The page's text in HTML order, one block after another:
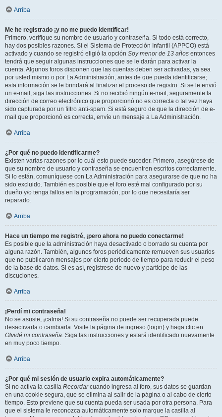
Arriba
Me he registrado ¡y no me puedo identificar!
Primero, verifique su nombre de usuario y contraseña. Si todo está correcto,
hay dos posibles razones. Si el Sistema de Protección Infantil (APPCO) está
activado y cuando se registró eligió la opción Soy menor de 13 años entonces
tendrá que seguir algunas instrucciones que se le darán para activar la
cuenta. Algunos foros disponen que las cuentas deben ser activadas, ya sea
por usted mismo o por La Administración, antes de que pueda identificarse;
esta información se le brindará al finalizar el proceso de registro. Si se le envió
un e-mail, siga las instrucciones. Si no recibió ningún e-mail, seguramente la
dirección de correo electrónico que proporcionó no es correcta o tal vez haya
sido capturada por un filtro anti-spam. Si está seguro de que la dirección de e-
mail que proporcionó es correcta, envíe un mensaje a La Administración.
Arriba
¿Por qué no puedo identificarme?
Existen varias razones por lo cuál esto puede suceder. Primero, asegúrese de
que su nombre de usuario y contraseña se encuentren escritos correctamente.
Si lo están, comuníquese con La Administración para asegurarse de que no ha
sido excluido. También es posible que el foro esté mal configurado por su
dueño y/o tenga fallos en la programación, por lo que necesitaría ser
reparado.
Arriba
Hace un tiempo me registré, ¡pero ahora no puedo conectarme!
Es posible que la administración haya desactivado o borrado su cuenta por
alguna razón. También, algunos foros periódicamente remueven sus usuarios
que no publicaron mensajes por cierto periodo de tiempo para reducir el peso
de la base de datos. Si es así, registrese de nuevo y participe de las
discuciones.
Arriba
¡Perdí mi contraseña!
No se asuste, ¡calma! Si su contraseña no puede ser recuperada puede
desactivarla o cambiarla. Visite la página de ingreso (login) y haga clic en
Olvidé mi contraseña. Siga las instrucciones y estará identificado nuevamente
en muy poco tiempo.
Arriba
¿Por qué mi sesión de usuario expira automáticamente?
Si no activa la casilla Recordarcuando ingresa al foro, sus datos se guardan
en una cookie segura, que se elimina al salir de la página o al cabo de cierto
tiempo. Esto previene que su cuenta pueda ser usada por otra persona. Para
que el sistema le reconozca automáticamente solo marque la casilla al